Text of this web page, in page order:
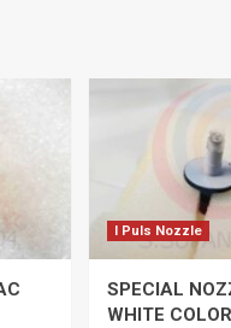
I Puls Nozzle
SPECIAL
WHITE COLOR